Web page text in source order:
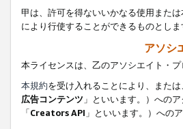
甲は、許可を得ないいかなる使用また
により行使することができるものとしま
アソシ
本ライセンスは、乙のアソシエイト・
本規約を受け入れることにより、また
広告コンテンツ 」といいます。）への
「Creators API 」といいます。）への